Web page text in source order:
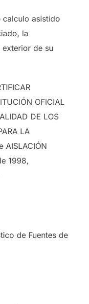
calculo asistido
la
de su
OFICIAL
DE LOS
LA
AISLACIÓN
1998,
de Fuentes de